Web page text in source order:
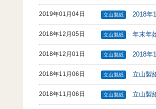
2019年01月04日 立山製紙 2018年
2018年12月05日 立山製紙 年末年
2018年12月01日 立山製紙 2018年
2018年11月06日 立山製紙 立山製
2018年11月06日 立山製紙 立山製